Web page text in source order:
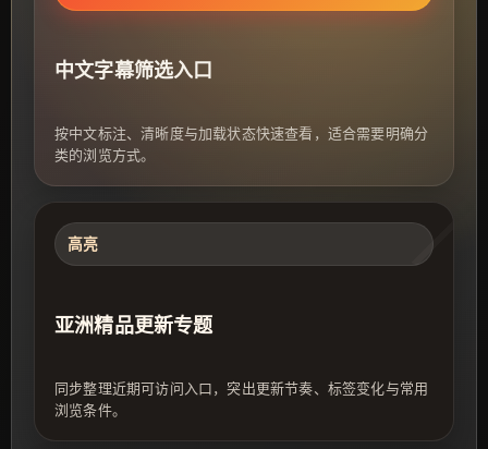
中文字幕筛选入口
按中文标注、清晰度与加载状态快速查看，适合需要明确分
类的浏览方式。
高亮
亚洲精品更新专题
同步整理近期可访问入口，突出更新节奏、标签变化与常用
浏览条件。